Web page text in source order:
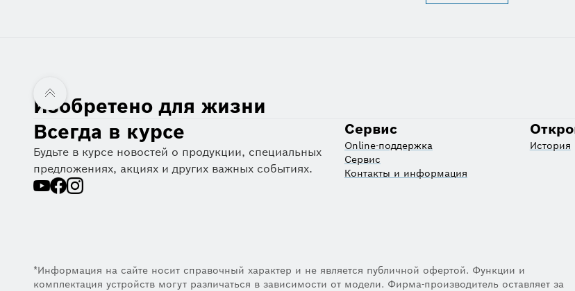
Изобретено для жизни
Всегда в курсе
Будьте в курсе новостей о продукции, специальных
предложениях, акциях и других важных событиях.
Сервис
Online-поддержка
Сервис
Контакты и информация
История
*Информация на сайте носит справочный характер и не является публичной офертой. Функции и
комплектация устройств могут различаться в зависимости от модели. Фирма-производитель оставляет за